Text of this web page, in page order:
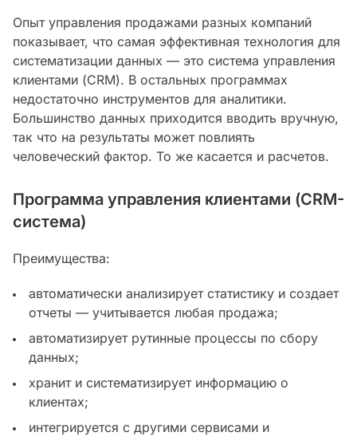
Опыт управления продажами разных компаний
показывает, что самая эффективная технология для
систематизации данных — это система управления
клиентами (CRM). В остальных программах
недостаточно инструментов для аналитики.
Большинство данных приходится вводить вручную,
так что на результаты может повлиять
человеческий фактор. То же касается и расчетов.
Программа управления клиентами (CRM-
система)
Преимущества:
автоматически анализирует статистику и создает
отчеты — учитывается любая продажа;
автоматизирует рутинные процессы по сбору
данных;
хранит и систематизирует информацию о
клиентах;
интегрируется с другими сервисами и